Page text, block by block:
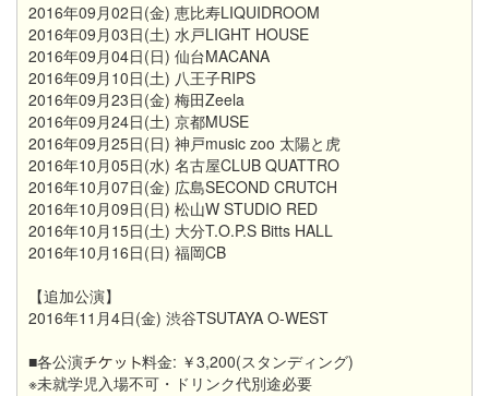
2016年09月02日(金) 恵比寿LIQUIDROOM
2016年09月03日(土) 水戸LIGHT HOUSE
2016年09月04日(日) 仙台MACANA
2016年09月10日(土) 八王子RIPS
2016年09月23日(金) 梅田Zeela
2016年09月24日(土) 京都MUSE
2016年09月25日(日) 神戸music zoo 太陽と虎
2016年10月05日(水) 名古屋CLUB QUATTRO
2016年10月07日(金) 広島SECOND CRUTCH
2016年10月09日(日) 松山W STUDIO RED
2016年10月15日(土) 大分T.O.P.S Bitts HALL
2016年10月16日(日) 福岡CB
【追加公演】
2016年11月4日(金) 渋谷TSUTAYA O-WEST
■各公演
料金: ￥3,200(スタンディング)
※未就学児入場不可・ドリンク代別途必要